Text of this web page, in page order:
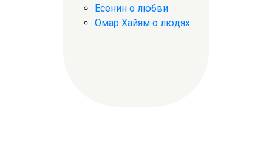
Есенин о любви
Омар Хайям о людях